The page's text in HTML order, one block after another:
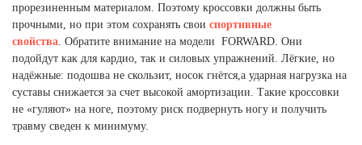
прорезиненным материалом. Поэтому кроссовки должны быть
прочными, но при этом сохранять свои спортивные
свойства. Обратите внимание на модели FORWARD. Они
подойдут как для кардио, так и силовых упражнений. Лёгкие, но
надёжные: подошва не скользит, носок гнётся,а ударная нагрузка на
суставы снижается за счет высокой амортизации. Такие кроссовки
не «гуляют» на ноге, поэтому риск подвернуть ногу и получить
травму сведен к минимуму.